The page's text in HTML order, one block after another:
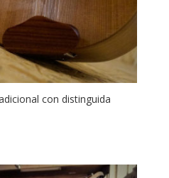
con distinguida